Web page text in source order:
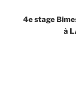
4e stage
à